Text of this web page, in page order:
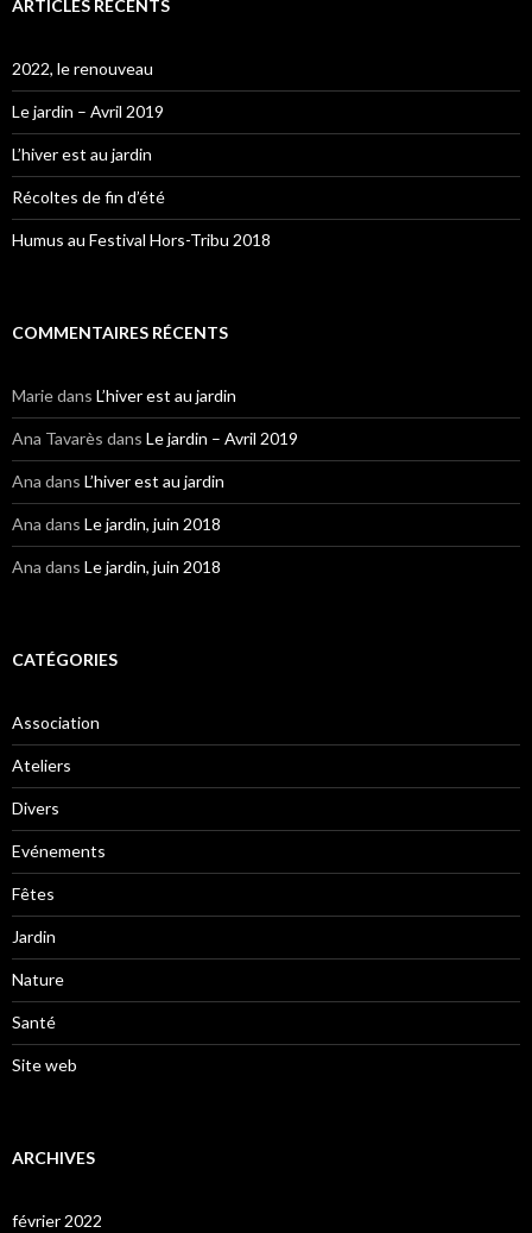
ARTICLES RÉCENTS
2022, le renouveau
Le jardin – Avril 2019
L’hiver est au jardin
Récoltes de fin d’été
Humus au Festival Hors-Tribu 2018
COMMENTAIRES RÉCENTS
Mariedans L’hiver est au jardin
Ana Tavarès dans Le jardin – Avril 2019
Ana dans L’hiver est au jardin
Ana dans Le jardin, juin 2018
Ana dans Le jardin, juin 2018
CATÉGORIES
Association
Ateliers
Divers
Evénements
Fêtes
Jardin
Nature
Santé
Site web
ARCHIVES
février 2022